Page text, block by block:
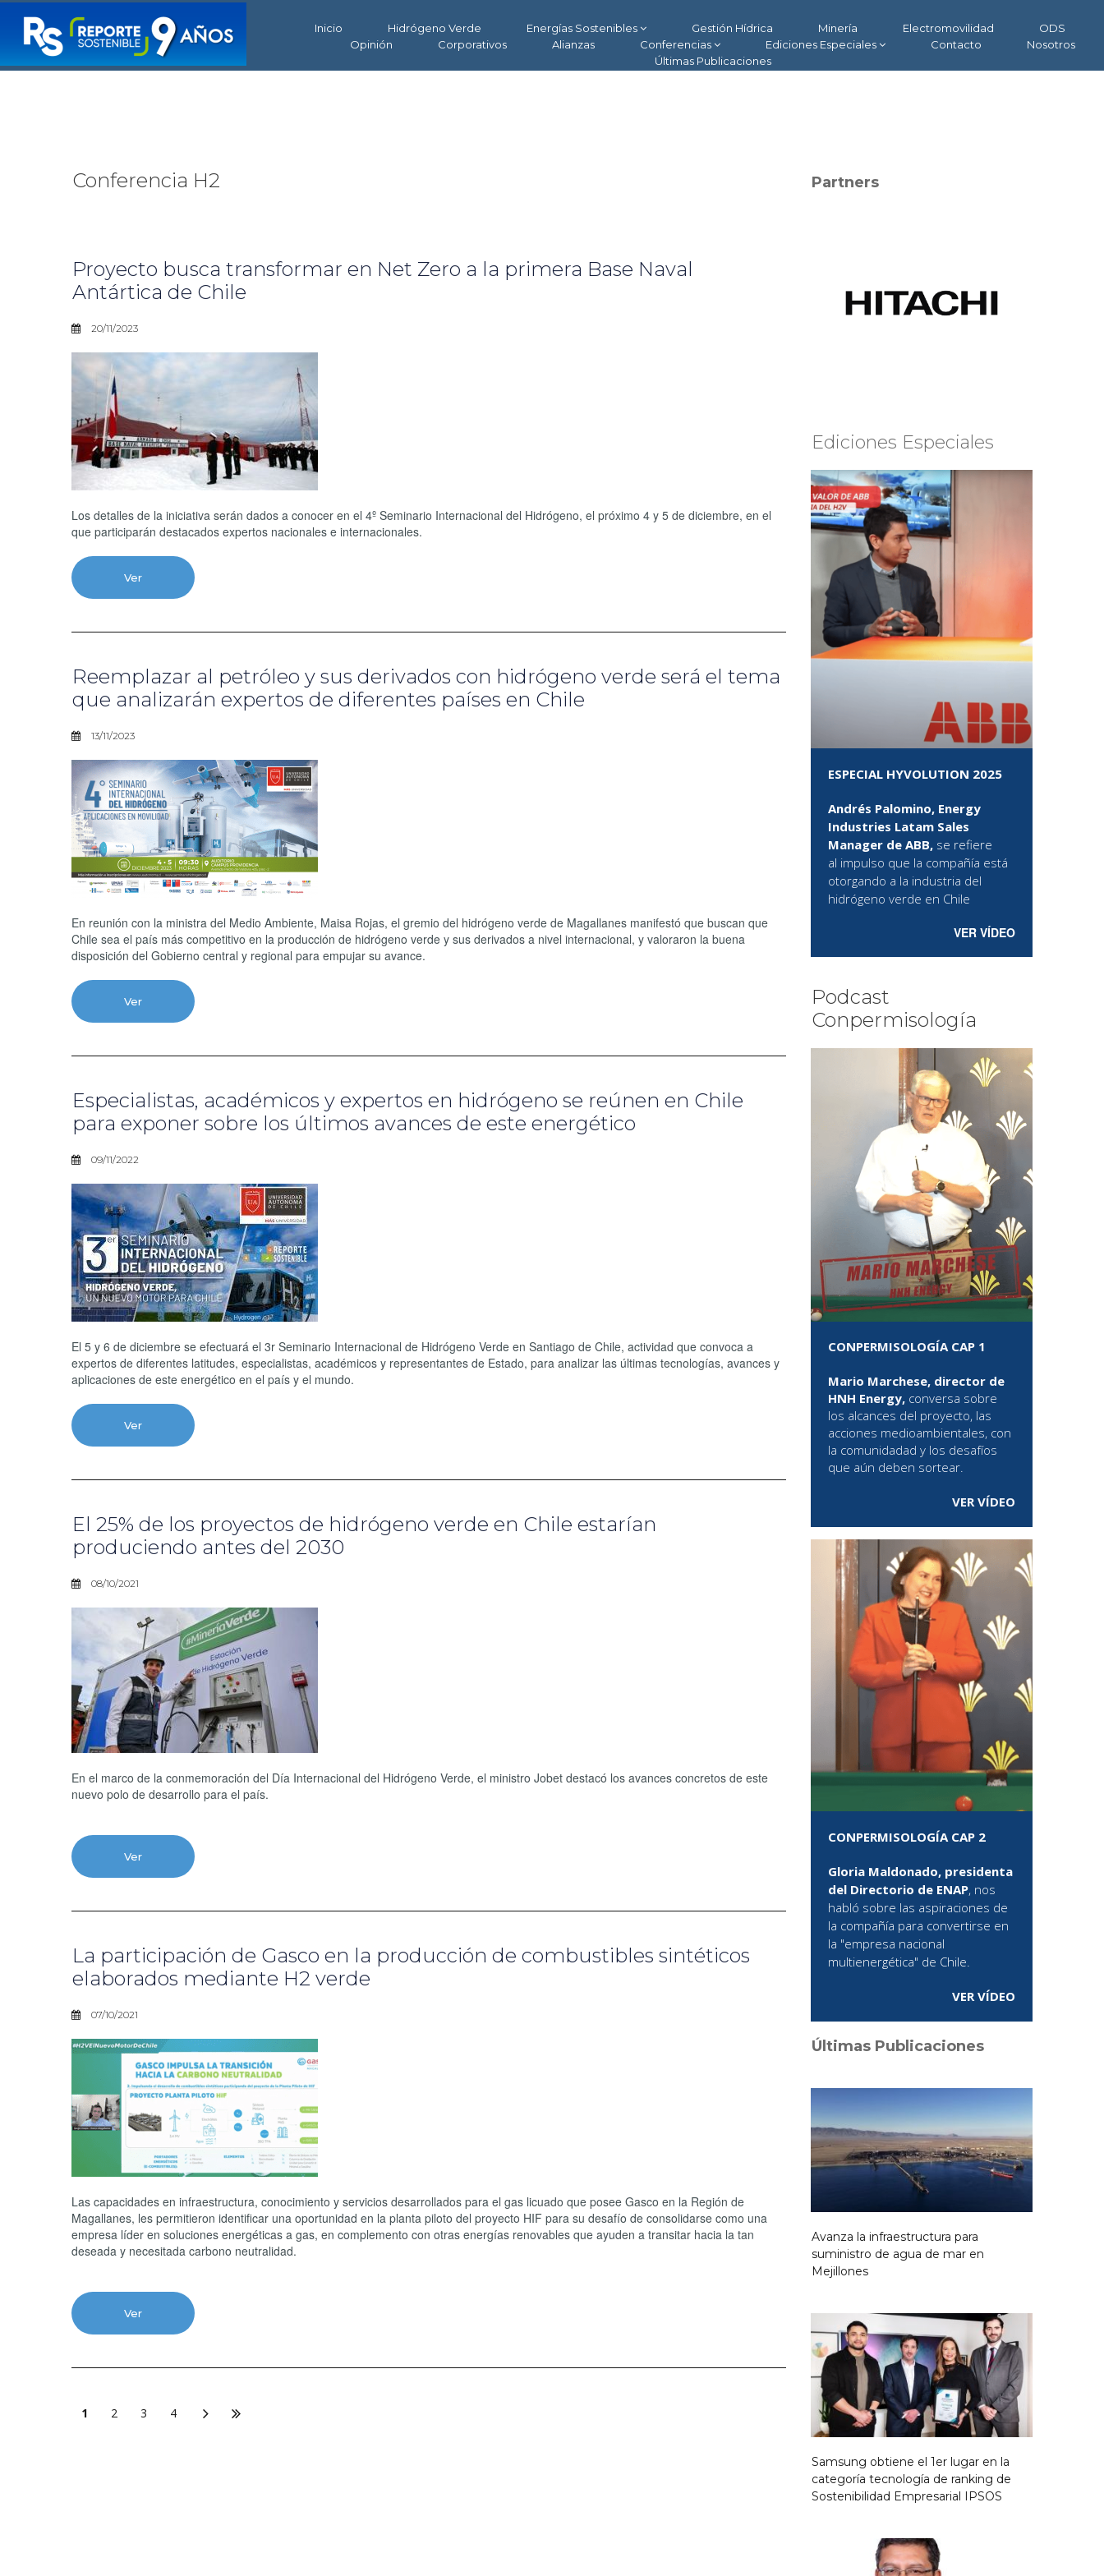
Inicio Hidrógeno Verde Energías Sostenibles Gestión Hídrica Minería Electromovilidad
ODS
Opinión
Corporativos Alianzas Conferencias Ediciones Especiales Contacto
Nosotros
Últimas Publicaciones
Conferencia H2
Proyecto busca transformar en Net Zero a la primera Base Naval
Antártica de Chile
20/11/2023
Los detalles de la iniciativa serán dados a conocer en el 4º Seminario Internacional del Hidrógeno, el próximo 4 y 5 de diciembre, en el
que participarán destacados expertos nacionales e internacionales.
Ver
Reemplazar al petróleo y sus derivados con hidrógeno verde será el tema
que analizarán expertos de diferentes países en Chile
13/11/2023
En reunión con la ministra del Medio Ambiente, Maisa Rojas, el gremio del hidrógeno verde de Magallanes manifestó que buscan que
Chile sea el país más competitivo en la producción de hidrógeno verde y sus derivados a nivel internacional, y valoraron la buena
disposición del Gobierno central y regional para empujar su avance.
Ver
Especialistas, académicos y expertos en hidrógeno se reúnen en Chile
para exponer sobre los últimos avances de este energético
09/11/2022
El 5 y 6 de diciembre se efectuará el 3r Seminario Internacional de Hidrógeno Verde en Santiago de Chile, actividad que convoca a
expertos de diferentes latitudes, especialistas, académicos y representantes de Estado, para analizar las últimas tecnologías, avances y
aplicaciones de este energético en el país y el mundo.
Ver
El 25% de los proyectos de hidrógeno verde en Chile estarían
produciendo antes del 2030
08/10/2021
En el marco de la conmemoración del Día Internacional del Hidrógeno Verde, el ministro Jobet destacó los avances concretos de este
nuevo polo de desarrollo para el país.
Ver
La participación de Gasco en la producción de combustibles sintéticos
elaborados mediante H2 verde
07/10/2021
Las capacidades en infraestructura, conocimiento y servicios desarrollados para el gas licuado que posee Gasco en la Región de
Magallanes, les permitieron identificar una oportunidad en la planta piloto del proyecto HIF para su desafío de consolidarse como una
empresa líder en soluciones energéticas a gas, en complemento con otras energías renovables que ayuden a transitar hacia la tan
deseada y necesitada carbono neutralidad.
Ver
1 2 3 4
Partners
Ediciones Especiales
ESPECIAL HYVOLUTION 2025
Andrés Palomino, Energy
Industries Latam Sales
Manager de ABB, se refiere
al impulso que la compañía está
otorgando a la industria del
hidrógeno verde en Chile
VER VÍDEO
Podcast
Conpermisología
CONPERMISOLOGÍA CAP 1
Mario Marchese, director de
HNH Energy, conversa sobre
los alcances del proyecto, las
acciones medioambientales, con
la comunidadad y los desafíos
que aún deben sortear.
VER VÍDEO
CONPERMISOLOGÍA CAP 2
Gloria Maldonado, presidenta
del Directorio de ENAP, nos
habló sobre las aspiraciones de
la compañía para convertirse en
la "empresa nacional
multienergética" de Chile.
VER VÍDEO
Últimas Publicaciones
Avanza la infraestructura para
suministro de agua de mar en
Mejillones
Samsung obtiene el 1er lugar en la
categoría tecnología de ranking de
Sostenibilidad Empresarial IPSOS